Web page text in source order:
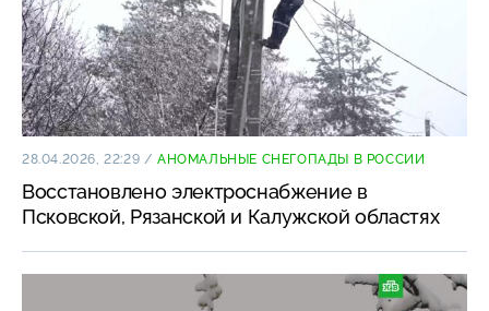
28.04.2026, 22:29 /АНОМАЛЬНЫЕ СНЕГОПАДЫ В РОССИИ
Восстановлено электроснабжение в
Псковской, Рязанской и Калужской областях